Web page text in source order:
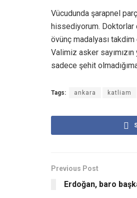
Vücudunda şarapnel
hissediyorum. Doktorlar
övünç madalyası
Valimiz asker
sadece şehit
Tags: ankara katliam
Previous Post
Erdoğan, baro